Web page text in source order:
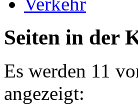
Seiten in der
Es werden 11
angezeigt: